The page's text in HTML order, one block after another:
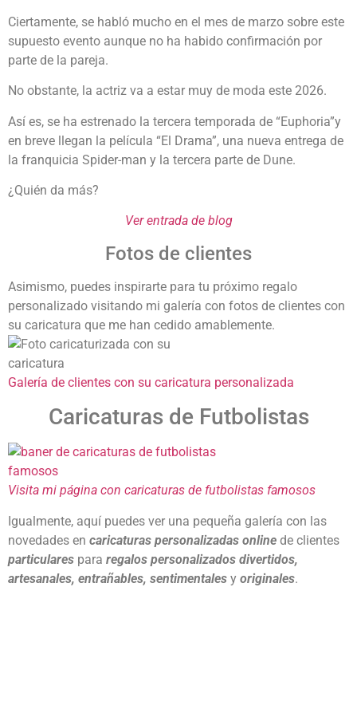
Ciertamente, se habló mucho en el mes de marzo sobre este
supuesto evento aunque no ha habido confirmación por
parte de la pareja.
No obstante, la actriz va a estar muy de moda este 2026.
Así es, se ha estrenado la tercera temporada de “Euphoria”y
en breve llegan la película “El Drama”, una nueva entrega de
la franquicia Spider-man y la tercera parte de Dune.
¿Quién da más?
Ver entrada de blog
Fotos de clientes
Asimismo, puedes inspirarte para tu próximo regalo
personalizado visitando mi galería con fotos de clientes con
su caricatura que me han cedido amablemente.
Galería de clientes con su caricatura personalizada
Caricaturas de Futbolistas
Visita mi página con caricaturas de futbolistas famosos
Igualmente, aquí puedes ver una pequeña galería con las
novedades en caricaturas personalizadas online de clientes
particulares para regalos personalizados divertidos,
artesanales, entrañables, sentimentales y originales.